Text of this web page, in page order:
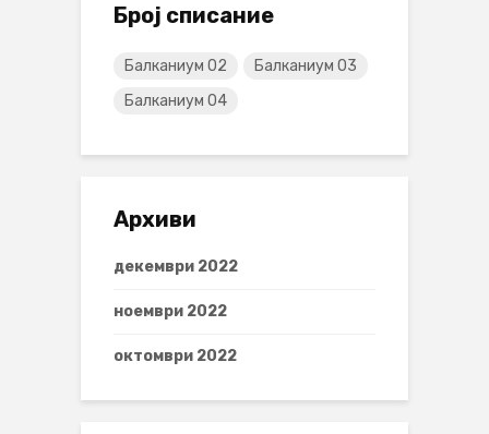
Број списание
Балканиум 02
Балканиум 03
Балканиум 04
Архиви
декември 2022
ноември 2022
октомври 2022